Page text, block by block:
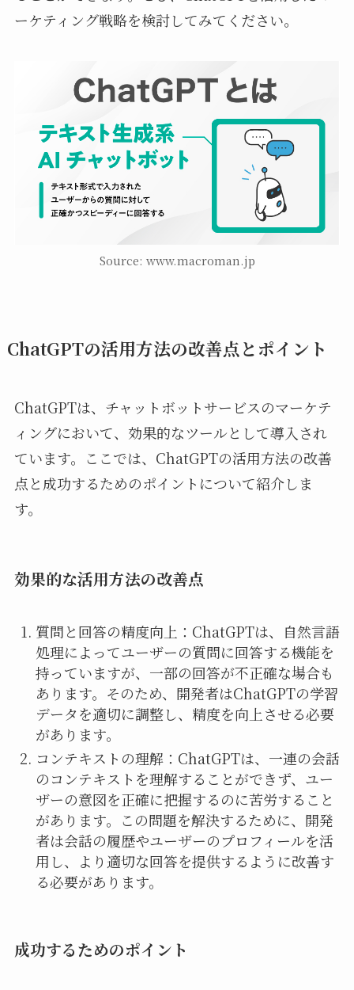
ーケティング戦略を検討してみてください。
Source: www.macroman.jp
ChatGPTの活用方法の改善点とポイント
ChatGPTは、チャットボットサービスのマーケテ
ィングにおいて、効果的なツールとして導入され
ています。ここでは、ChatGPTの活用方法の改善
点と成功するためのポイントについて紹介しま
す。
効果的な活用方法の改善点
質問と回答の精度向上：ChatGPTは、自然言語
処理によってユーザーの質問に回答する機能を
持っていますが、一部の回答が不正確な場合も
あります。そのため、開発者はChatGPTの学習
データを適切に調整し、精度を向上させる必要
があります。
コンテキストの理解：ChatGPTは、一連の会話
のコンテキストを理解することができず、ユー
ザーの意図を正確に把握するのに苦労すること
があります。この問題を解決するために、開発
者は会話の履歴やユーザーのプロフィールを活
用し、より適切な回答を提供するように改善す
る必要があります。
成功するためのポイント